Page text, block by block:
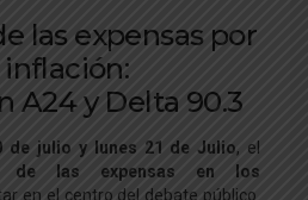
las expensas por
A24 y Delta 90.3
de julio y lunes 21 de Julio, el
de las expensas en los
en el centro del debate público.